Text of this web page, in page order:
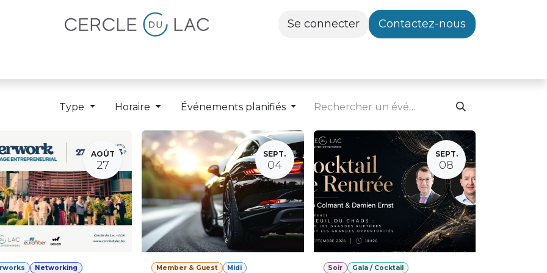
Se connecter Contactez-nous
Type Horaire Événements planifiés
AOÛT
27
Networking
SEPT.
04
Member & Guest
Midi
SEPT.
08
Soir Gala / Cocktail